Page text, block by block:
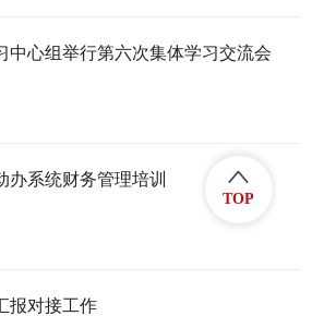
中心组举行第六次集体学习交流会
办系统财务管理培训
报对接工作
TOP